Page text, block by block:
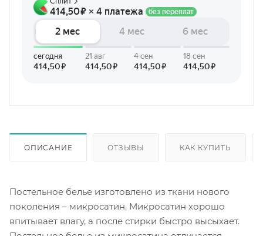
ОПИСАНИЕ ОТЗЫВЫ КАК КУПИТЬ
Постельное белье изготовлено из ткани нового
поколения – микросатин. Микросатин хорошо
впитывает влагу, а после стирки быстро высыхает.